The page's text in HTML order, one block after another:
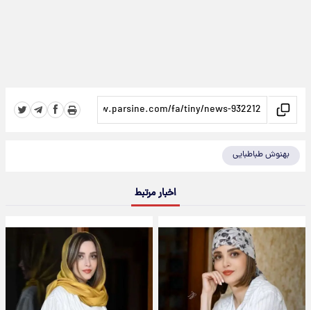
بهنوش طباطبایی
اخبار مرتبط